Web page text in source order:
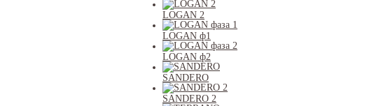
LOGAN 2
LOGAN ф1
LOGAN ф2
SANDERO
SANDERO 2